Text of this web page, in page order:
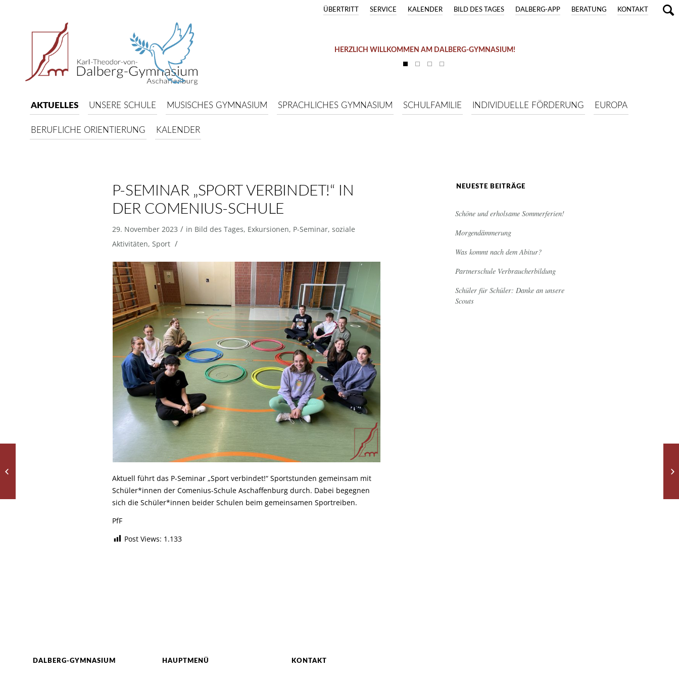
KONTAKT
BERATUNG
DALBERG-APP
BILD DES TAGES
KALENDER
SERVICE
ÜBERTRITT
HERZLICH WILLKOMMEN AM DALBERG-GYMNASIUM!
AKTUELLES UNSERE SCHULE MUSISCHES GYMNASIUM SPRACHLICHES GYMNASIUM SCHULFAMILIE INDIVIDUELLE FÖRDERUNG EUROPA
BERUFLICHE ORIENTIERUNG KALENDER
P-SEMINAR „SPORT VERBINDET!“ IN
DER COMENIUS-SCHULE
29. November 2023 / in Bild des Tages, Exkursionen, P-Seminar, soziale
Aktivitäten, Sport /
Aktuell führt das P-Seminar „Sport verbindet!“ Sportstunden gemeinsam mit
Schüler*innen der Comenius-Schule Aschaffenburg durch. Dabei begegnen
sich die Schüler*innen beider Schulen beim gemeinsamen Sportreiben.
PfF
Post Views: 1.133
NEUESTE BEITRÄGE
Schöne und erholsame Sommerferien!
Morgendämmerung
Was kommt nach dem Abitur?
Partnerschule Verbraucherbildung
Schüler für Schüler: Danke an unsere
Scouts
DALBERG-GYMNASIUM HAUPTMENÜ KONTAKT